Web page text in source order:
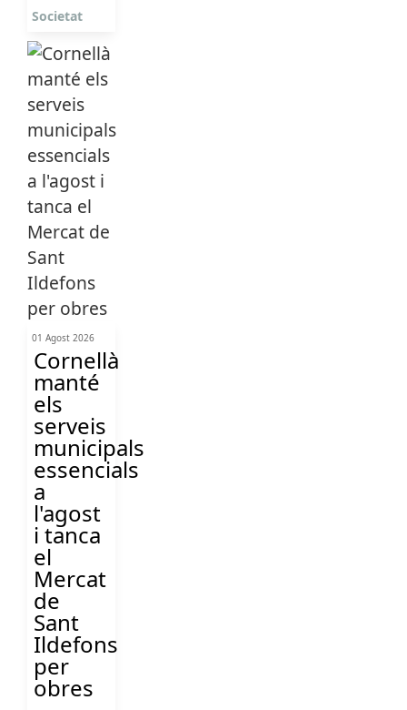
Societat
01 Agost 2026
Cornellà
manté
els
serveis
municipals
essencials
a
l'agost
i tanca
el
Mercat
de
Sant
Ildefons
per
obres